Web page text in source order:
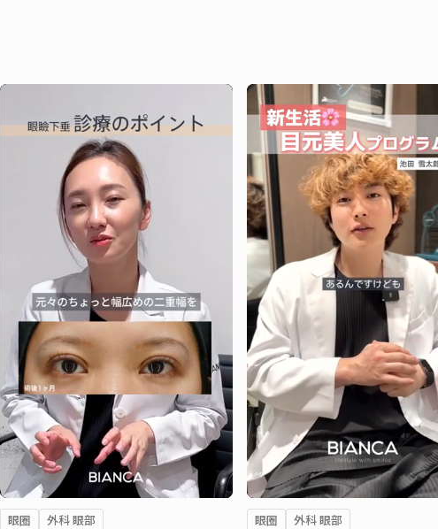
眼圈 外科 眼部 眼圈 外科 眼部